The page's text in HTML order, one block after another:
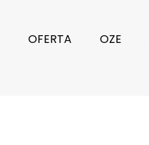
OFERTA OZE